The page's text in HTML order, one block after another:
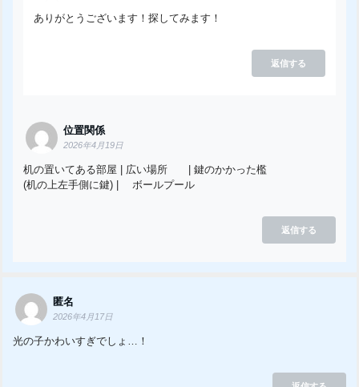
ありがとうございます！探してみます！
返信する
位置関係
2026年4月19日
机の置いてある部屋 | 広い場所 | 鍵のかかった檻
(机の上左手側に鍵) | ボールプール
返信する
匿名
2026年4月17日
光の子かわいすぎでしょ…！